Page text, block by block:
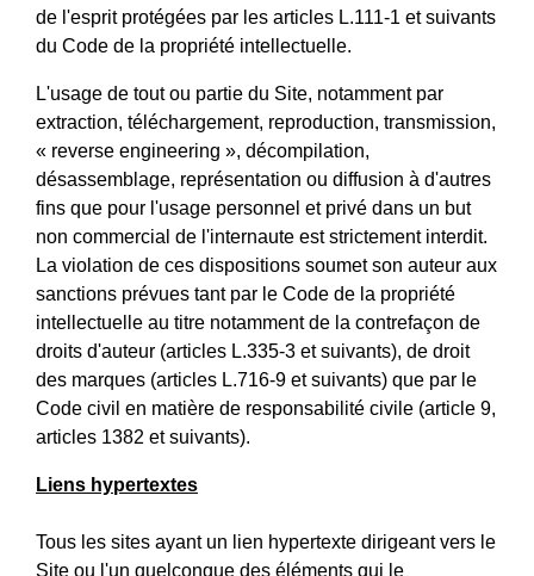
de l'esprit protégées par les articles L.111-1 et suivants
du Code de la propriété intellectuelle.
L'usage de tout ou partie du Site, notamment par
extraction, téléchargement, reproduction, transmission,
« reverse engineering », décompilation,
désassemblage, représentation ou diffusion à d'autres
fins que pour l'usage personnel et privé dans un but
non commercial de l'internaute est strictement interdit.
La violation de ces dispositions soumet son auteur aux
sanctions prévues tant par le Code de la propriété
intellectuelle au titre notamment de la contrefaçon de
droits d'auteur (articles L.335-3 et suivants), de droit
des marques (articles L.716-9 et suivants) que par le
Code civil en matière de responsabilité civile (article 9,
articles 1382 et suivants).
Liens hypertextes
Tous les sites ayant un lien hypertexte dirigeant vers le
Site ou l'un quelconque des éléments qui le